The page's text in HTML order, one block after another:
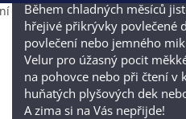
Během chladných měsíců
hřejivé přikrývky povlečené
povlečení nebo jemného
Velur pro úžasný pocit
na pohovce nebo při čtení v
huňatých plyšových dek
A zima si na Vás nepřijde!